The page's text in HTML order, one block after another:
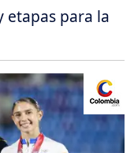
etapas para la